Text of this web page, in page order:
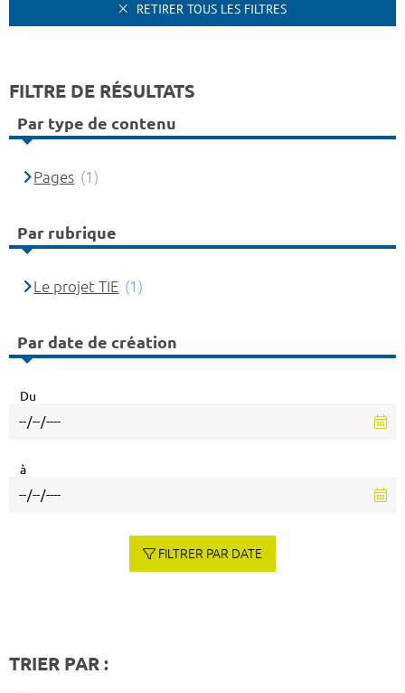
RETIRER TOUS LES FILTRES
FILTRE DE RÉSULTATS
Par type de contenu
Pages (1)
Par rubrique
Le projet TIE (1)
Par date de création
Du
à
FILTRER PAR DATE
TRIER PAR :